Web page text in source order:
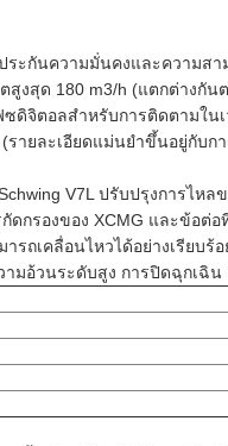
ะกันความมั่นคงและความสา
สูงสุด 180 m3/h (แตกต่างกั
ซดิจิตอลสําหรับการติดตามใ
รายละเอียดแม่นยําขึ้นอยู่กับก
V7L ปรับปรุงการไห
กรองของ XCMG และข้อต่อ
รถเคลื่อนไหวได้อย่างเรียบ
มอ้วนระดับสูง การปิดฉุกเฉิน